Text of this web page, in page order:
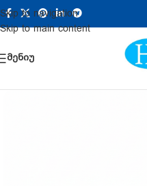
Skip to navigation
Skip to main content
ᲛᲔᲜᲘᲣ